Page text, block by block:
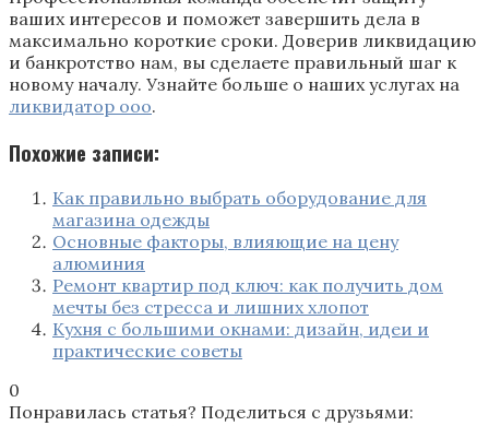
ваших интересов и поможет завершить дела в
максимально короткие сроки. Доверив ликвидацию
и банкротство нам, вы сделаете правильный шаг к
новому началу. Узнайте больше о наших услугах на
ликвидатор ооо.
Похожие записи:
Как правильно выбрать оборудование для
магазина одежды
Основные факторы, влияющие на цену
алюминия
Ремонт квартир под ключ: как получить дом
мечты без стресса и лишних хлопот
Кухня с большими окнами: дизайн, идеи и
практические советы
0
Понравилась статья? Поделиться с друзьями: